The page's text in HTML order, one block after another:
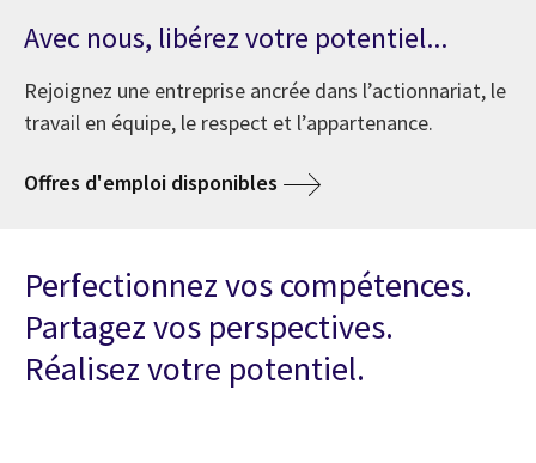
Avec nous, libérez votre potentiel...
Rejoignez une entreprise ancrée dans l’actionnariat, le
travail en équipe, le respect et l’appartenance.
Offres d'emploi disponibles
Perfectionnez vos compétences.
Partagez vos perspectives.
Réalisez votre potentiel.